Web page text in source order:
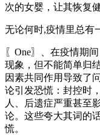
次的女婴，让其恢复
无论何时,疫情里总有
〖One〗、在疫情期
现象，但不能简单归
因素共同作用导致了
论引发恐慌：封控时
人、后遗症严重甚至
论。这些夸大其词的
慌。